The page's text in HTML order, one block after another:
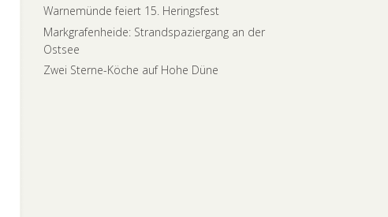
Warnemünde feiert 15. Heringsfest
Markgrafenheide: Strandspaziergang an der
Ostsee
Zwei Sterne-Köche auf Hohe Düne